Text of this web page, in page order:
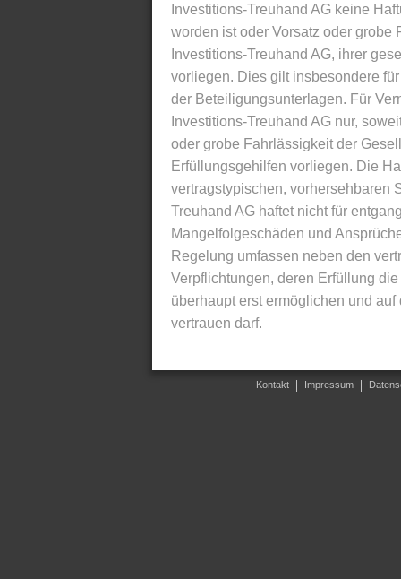
Investitions-Treuhand AG keine
worden ist oder Vorsatz oder
Investitions-Treuhand AG, ihrer
vorliegen. Dies gilt insbesondere
der Beteiligungsunterlagen. Für
Investitions-Treuhand AG nur,
oder grobe Fahrlässigkeit der
Erfüllungsgehilfen vorliegen. Die
vertragstypischen, vorhersehbaren
Treuhand AG haftet nicht für
Mangelfolgeschäden und
Regelung umfassen neben den
Verpflichtungen, deren Erfüllung
überhaupt erst ermöglichen und
vertrauen darf.
Kontakt Impressum